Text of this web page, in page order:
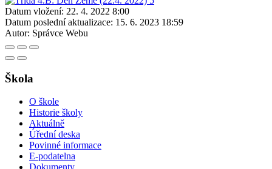
Datum vložení: 22. 4. 2022 8:00
Datum poslední aktualizace: 15. 6. 2023 18:59
Autor: Správce Webu
Škola
O škole
Historie školy
Aktuálně
Úřední deska
Povinné informace
E-podatelna